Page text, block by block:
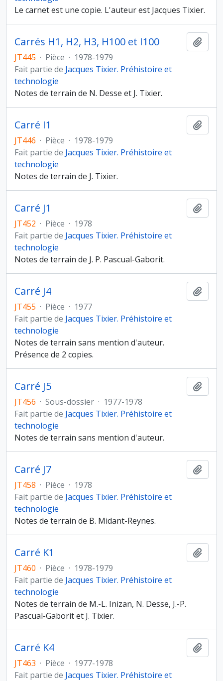
Le carnet est une copie. L'auteur est Jacques Tixier.
Carrés H1, H2, H3, H100 et I100
JT445 · Pièce · 1978-1979
Fait partie de Jacques Tixier. Préhistoire et
technologie
Notes de terrain de N. Desse et J. Tixier.
Carré I1
JT446 · Pièce · 1978-1979
Fait partie de Jacques Tixier. Préhistoire et
technologie
Notes de terrain de J. Tixier.
Carré J1
JT452 · Pièce · 1978
Fait partie de Jacques Tixier. Préhistoire et
technologie
Notes de terrain de J. P. Pascual-Gaborit.
Carré J4
JT455 · Pièce · 1977
Fait partie de Jacques Tixier. Préhistoire et
technologie
Notes de terrain sans mention d'auteur.
Présence de 2 copies.
Carré J5
JT456 · Sous-dossier · 1977-1978
Fait partie de Jacques Tixier. Préhistoire et
technologie
Notes de terrain sans mention d'auteur.
Carré J7
JT458 · Pièce · 1978
Fait partie de Jacques Tixier. Préhistoire et
technologie
Notes de terrain de B. Midant-Reynes.
Carré K1
JT460 · Pièce · 1978-1979
Fait partie de Jacques Tixier. Préhistoire et
technologie
Notes de terrain de M.-L. Inizan, N. Desse, J.-P.
Pascual-Gaborit et J. Tixier.
Carré K4
JT463 · Pièce · 1977-1978
Fait partie de Jacques Tixier. Préhistoire et